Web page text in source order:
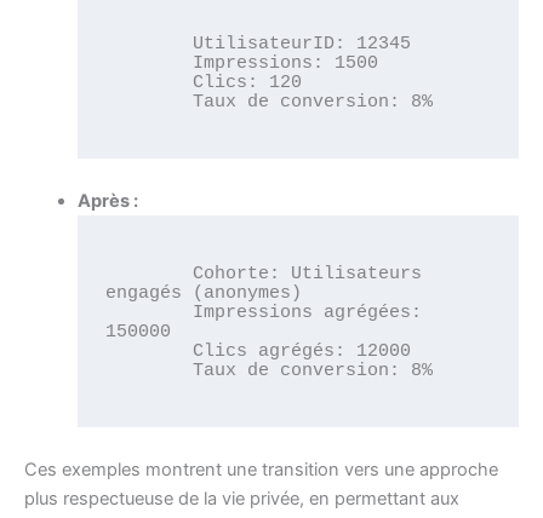
        Taux de conversion: 8%
Après :
engagés (anonymes)
150000
        Taux de conversion: 8%
Ces exemples montrent une transition vers une approche
plus respectueuse de la vie privée, en permettant aux